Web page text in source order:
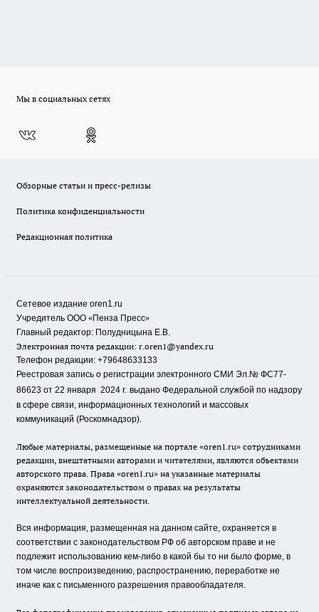
Мы в социальных сетях
Обзорные статьи и пресс-релизы
Политика конфиденциальности
Редакционная политика
Сетевое издание oren1.ru
Учредитель ООО «Пенза Пресс»
Главный редактор: Полудницына Е.В.
Электронная почта редакции: r.oren1@yandex.ru
Телефон редакции: +79648633133
Реестровая запись о регистрации электронного СМИ Эл.№ ФС77-
86623 от 22 января 2024 г. выдано Федеральной службой по надзору
в сфере связи, информационных технологий и массовых
коммуникаций (Роскомнадзор).
Любые материалы, размещенные на портале «oren1.ru» сотрудниками
редакции, внештатными авторами и читателями, являются объектами
авторского права. Права «oren1.ru» на указанные материалы
охраняются законодательством о правах на результаты
интеллектуальной деятельности.
Вся информация, размещенная на данном сайте, охраняется в
соответствии с законодательством РФ об авторском праве и не
подлежит использованию кем-либо в какой бы то ни было форме, в
том числе воспроизведению, распространению, переработке не
иначе как с письменного разрешения правообладателя.